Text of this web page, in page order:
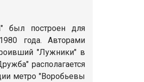
был построен для
года. Авторами
"Лужники" в
располагается
метро "Воробьевы